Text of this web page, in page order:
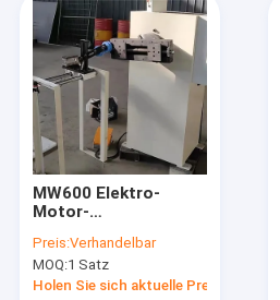
Produkte
Videos
Über uns
Werksbesichtigung
Kontakt mit uns
MW600 Elektro-
Motor-
200 Rpm
Geschwindigkeit, 3
kW Leistung und
Preis:Verhandelbar
MOQ:1 Satz
Holen Sie sich aktuelle Preis